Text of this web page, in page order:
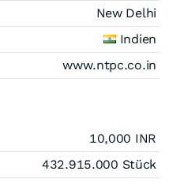
New Delhi
Indien
www.ntpc.co.in
10,000 INR
432.915.000 Stück